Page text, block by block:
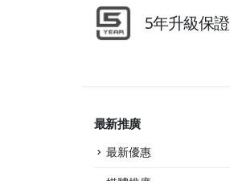
5年升級保證
最新推廣
最新優惠